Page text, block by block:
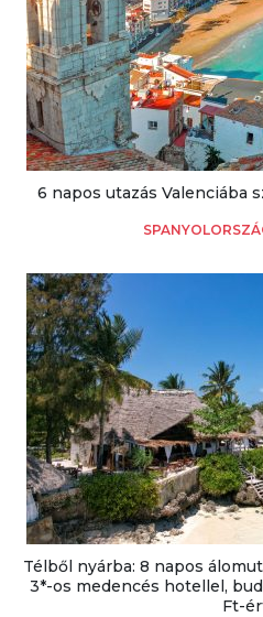
6 napos utazás Valenciába
Télből nyárba: 8 napos
3*-os medencés hotellel,
Ft-